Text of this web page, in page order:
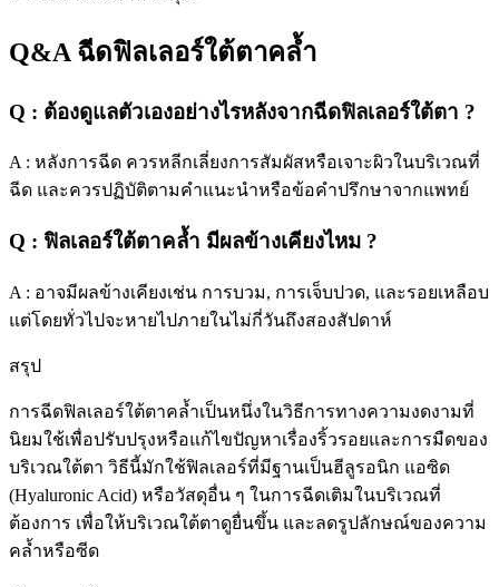
Q&A ฉีดฟิลเลอร์ใต้ตาคล้ำ
Q : ต้องดูแลตัวเองอย่างไรหลังจากฉีดฟิลเลอร์ใต้ตา ?
A : หลังการฉีด ควรหลีกเลี่ยงการสัมผัสหรือเจาะผิวในบริเวณที่
ฉีด และควรปฏิบัติตามคำแนะนำหรือข้อคำปรึกษาจากแพทย์
Q : ฟิลเลอร์ใต้ตาคล้ำ มีผลข้างเคียงไหม ?
A : อาจมีผลข้างเคียงเช่น การบวม, การเจ็บปวด, และรอยเหลือบ
แต่โดยทั่วไปจะหายไปภายในไม่กี่วันถึงสองสัปดาห์
สรุป
การฉีดฟิลเลอร์ใต้ตาคล้ำเป็นหนึ่งในวิธีการทางความงดงามที่
นิยมใช้เพื่อปรับปรุงหรือแก้ไขปัญหาเรื่องริ้วรอยและการมืดของ
บริเวณใต้ตา วิธีนี้มักใช้ฟิลเลอร์ที่มีฐานเป็นฮีลูรอนิก แอซิด
(Hyaluronic Acid) หรือวัสดุอื่น ๆ ในการฉีดเติมในบริเวณที่
ต้องการ เพื่อให้บริเวณใต้ตาดูยื่นขึ้น และลดรูปลักษณ์ของความ
คล้ำหรือซีด